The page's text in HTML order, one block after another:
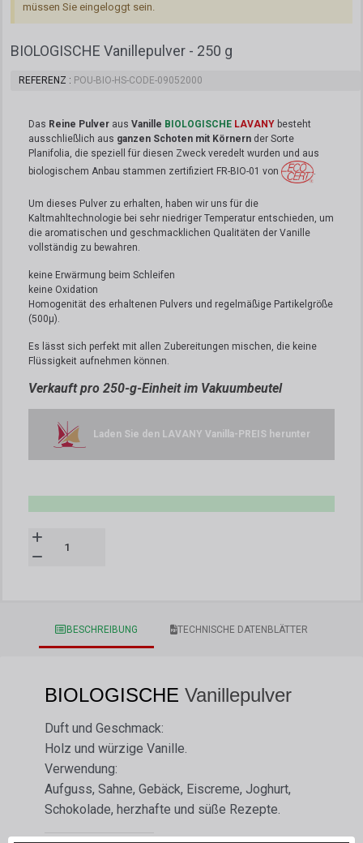
müssen Sie eingeloggt sein.
BIOLOGISCHE Vanillepulver - 250 g
REFERENZ POU-BIO-HS-CODE-09052000
Das Reine Pulver aus Vanille BIOLOGISCHE LAVANY besteht
ausschließlich aus ganzen Schoten mit Körnern der Sorte
Planifolia, die speziell für diesen Zweck veredelt wurden und aus
biologischem Anbau stammen zertifiziert FR-BIO-01 von
.
Um dieses Pulver zu erhalten, haben wir uns für die
Kaltmahltechnologie bei sehr niedriger Temperatur entschieden, um
die aromatischen und geschmacklichen Qualitäten der Vanille
vollständig zu bewahren.
keine Erwärmung beim Schleifen
keine Oxidation
Homogenität des erhaltenen Pulvers und regelmäßige Partikelgröße
(500µ).
Es lässt sich perfekt mit allen Zubereitungen mischen, die keine
Flüssigkeit aufnehmen können.
Verkauft pro 250-g-Einheit im Vakuumbeutel
Laden Sie den LAVANY Vanilla-PREIS herunter
BESCHREIBUNG TECHNISCHE DATENBLÄTTER
BIOLOGISCHE Vanillepulver
Duft und Geschmack:
Holz und würzige Vanille.
Verwendung:
Aufguss, Sahne, Gebäck, Eiscreme, Joghurt,
Schokolade, herzhafte und süße Rezepte.